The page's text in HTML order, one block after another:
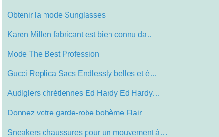
Obtenir la mode Sunglasses
Karen Millen fabricant est bien connu da…
Mode The Best Profession
Gucci Replica Sacs Endlessly belles et é…
Audigiers chrétiennes Ed Hardy Ed Hardy…
Donnez votre garde-robe bohème Flair
Sneakers chaussures pour un mouvement à…